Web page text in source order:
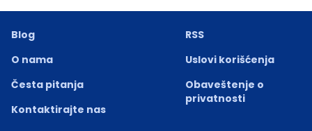
Blog
O nama
Česta pitanja
Kontaktirajte nas
RSS
Uslovi korišćenja
Obaveštenje o
privatnosti